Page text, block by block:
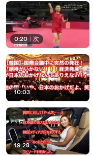
0:20 次
10:03
19:28